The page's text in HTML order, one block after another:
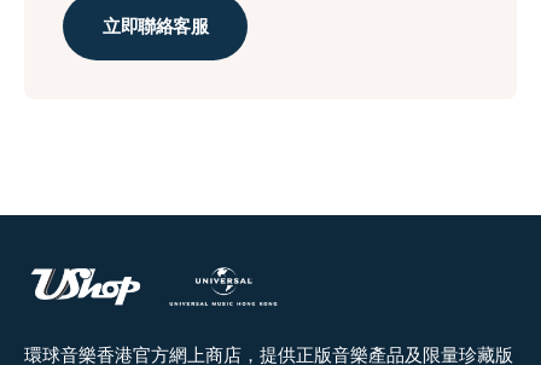
立即聯絡客服
環球音樂香港官方網上商店，提供正版音樂產品及限量珍藏版